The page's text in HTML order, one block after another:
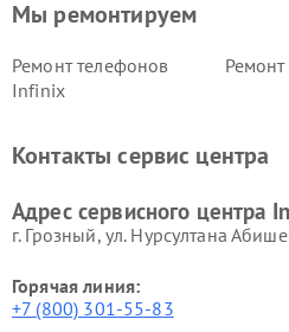
Мы ремонтируем
Ремонт телефонов
Infinix
Контакты сервис центра
Адрес сервисного центра
г. Грозный, ул. Нурсултана
Горячая линия:
+7 (800) 301-55-83